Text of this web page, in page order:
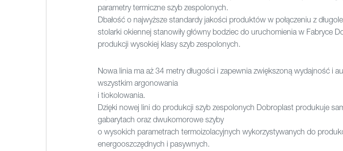
parametry termiczne szyb zespolonych.
Dbałość o najwyższe standardy jakości produktów w połączeniu z
stolarki okiennej stanowiły główny bodziec do uruchomienia w Fabryce
produkcji wysokiej klasy szyb zespolonych.
Nowa linia ma aż 34 metry długości i zapewnia zwiększoną wydajność i
wszystkim argonowania
i tiokolowania.
Dzięki nowej lini do produkcji szyb zespolonych Dobroplast produkuje
gabarytach oraz dwukomorowe szyby
o wysokich parametrach termoizolacyjnych wykorzystywanych do
energooszczędnych i pasywnych.